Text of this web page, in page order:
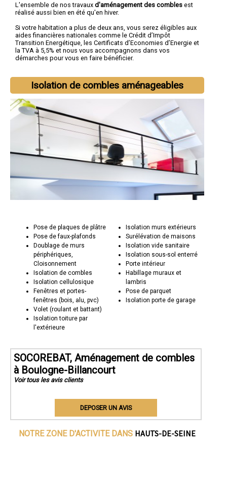
L'ensemble de nos travaux d'aménagement des combles est
réalisé aussi bien en été qu'en hiver.
Si votre habitation a plus de deux ans, vous serez éligibles aux
aides financières nationales comme le Crédit d’Impôt
Transition Energétique, les Certificats d’Economies d’Energie et
la TVA à 5,5% et nous vous accompagnons dans vos
démarches pour vous en faire bénéficier.
Isolation de combles aménageables
Pose de plaques de plâtre
Pose de faux-plafonds
Doublage de murs
périphériques,
Cloisonnement
Isolation de combles
Isolation cellulosique
Fenêtres et portes-
fenêtres (bois, alu, pvc)
Volet (roulant et battant)
Isolation toiture par
l'extérieure
Isolation murs extérieurs
Surélévation de maisons
Isolation vide sanitaire
Isolation sous-sol enterré
Porte intérieur
Habillage muraux et
lambris
Pose de parquet
Isolation porte de garage
SOCOREBAT, Aménagement de combles
à Boulogne-Billancourt
Voir tous les avis clients
DEPOSER UN AVIS
NOTRE ZONE D'ACTIVITE DANS HAUTS-DE-SEINE